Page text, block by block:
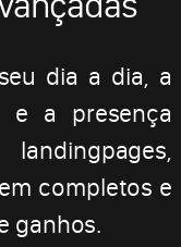
dia a dia, a
e a presença
completos e
ganhos.